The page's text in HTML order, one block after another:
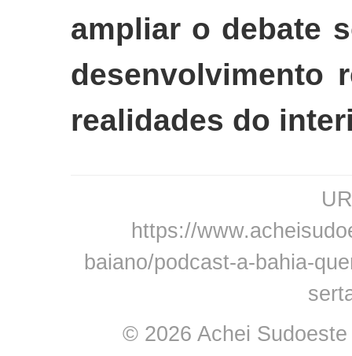
ampliar o debate
desenvolvimento
realidades do
https://
baiano/podcast-a-bahia-
© 2026 Achei